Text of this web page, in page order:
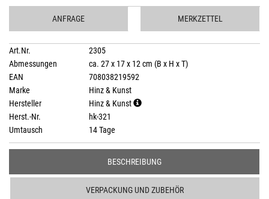
ANFRAGE MERKZETTEL
Art.Nr.
2305
Abmessungen
ca. 27 x 17 x 12 cm (B x H x T)
EAN
708038219592
Marke
Hinz & Kunst
Hersteller
Hinz & Kunst
Herst.-Nr.
hk-321
Umtausch
14 Tage
BESCHREIBUNG
VERPACKUNG UND ZUBEHÖR